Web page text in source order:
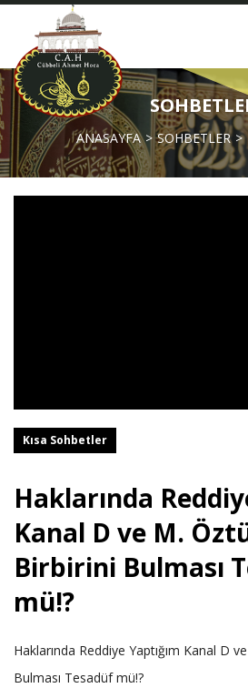
ANASAYFA SOHBETLER
Kısa Sohbetler
Haklarında
Kanal D ve M.
Birbirini Bulması
mü!?
Haklarında Reddiye Yaptığım Kanal D
Bulması Tesadüf mü!?